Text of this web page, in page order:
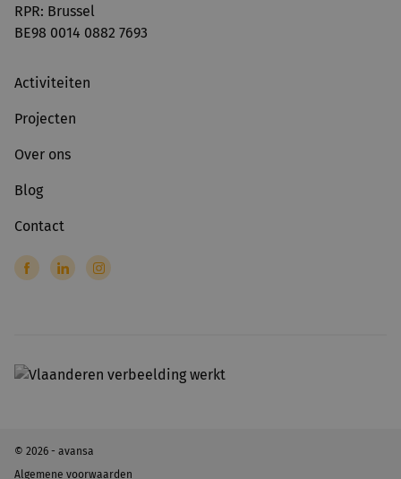
RPR: Brussel
BE98 0014 0882 7693
Activiteiten
Projecten
Over ons
Blog
Contact
© 2026 - avansa
Algemene voorwaarden